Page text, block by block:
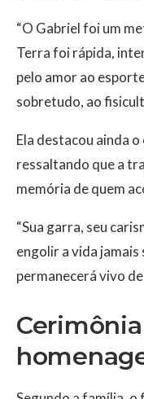
“O Gabriel foi um
Terra foi rápida,
pelo amor ao
sobretudo, ao
Ela destacou ainda
ressaltando que a
memória de quem
“Sua garra, seu
engolir a vida
permanecerá vivo